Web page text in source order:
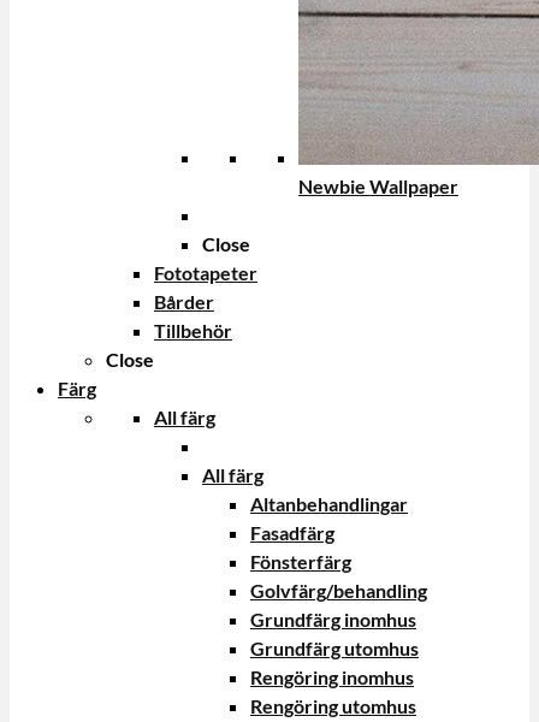
Newbie Wallpaper
Close
Fototapeter
Bårder
Tillbehör
Close
Färg
All färg
All färg
Altanbehandlingar
Fasadfärg
Fönsterfärg
Golvfärg/behandling
Grundfärg inomhus
Grundfärg utomhus
Rengöring inomhus
Rengöring utomhus